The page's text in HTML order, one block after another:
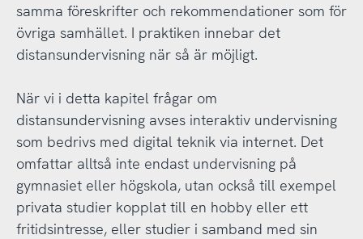
samma föreskrifter och rekommendationer som för
övriga samhället. I praktiken innebar det
distansundervisning när så är möjligt.
När vi i detta kapitel frågar om
distansundervisning avses interaktiv undervisning
som bedrivs med digital teknik via internet. Det
omfattar alltså inte endast undervisning på
gymnasiet eller högskola, utan också till exempel
privata studier kopplat till en hobby eller ett
fritidsintresse, eller studier i samband med sin